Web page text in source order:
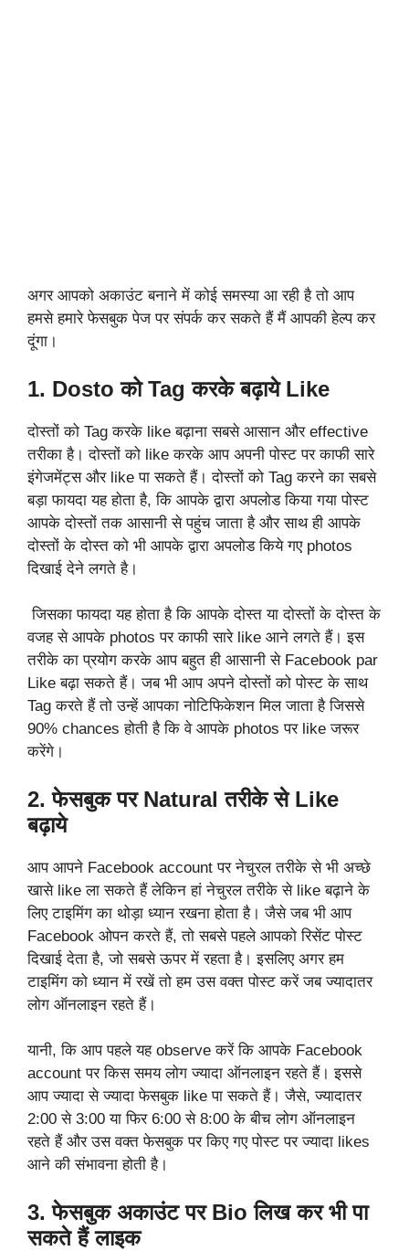
अगर आपको अकाउंट बनाने में कोई समस्या आ रही है तो आप
हमसे हमारे फेसबुक पेज पर संपर्क कर सकते हैं मैं आपकी हेल्प कर
दूंगा ।
1. Dosto को Tag करके बढ़ाये Like
दोस्तों को Tag करके like बढ़ाना सबसे आसान और effective
तरीका है। दोस्तों को like करके आप अपनी पोस्ट पर काफी सारे
इंगेजमेंट्स और like पा सकते हैं। दोस्तों को Tag करने का सबसे
बड़ा फायदा यह होता है, कि आपके द्वारा अपलोड किया गया पोस्ट
आपके दोस्तों तक आसानी से पहुंच जाता है और साथ ही आपके
दोस्तों के दोस्त को भी आपके द्वारा अपलोड किये गए photos
दिखाई देने लगते है।
जिसका फायदा यह होता है कि आपके दोस्त या दोस्तों के दोस्त के
वजह से आपके photos पर काफी सारे like आने लगते हैं। इस
तरीके का प्रयोग करके आप बहुत ही आसानी से Facebook par
Like बढ़ा सकते हैं। जब भी आप अपने दोस्तों को पोस्ट के साथ
Tag करते हैं तो उन्हें आपका नोटिफिकेशन मिल जाता है जिससे
90% chances होती है कि वे आपके photos पर like जरूर
करेंगे।
2. फेसबुक पर Natural तरीके से Like
बढ़ाये
आप आपने Facebook account पर नेचुरल तरीके से भी अच्छे
खासे like ला सकते हैं लेकिन हां नेचुरल तरीके से like बढ़ाने के
लिए टाइमिंग का थोड़ा ध्यान रखना होता है। जैसे जब भी आप
Facebook ओपन करते हैं, तो सबसे पहले आपको रिसेंट पोस्ट
दिखाई देता है, जो सबसे ऊपर में रहता है। इसलिए अगर हम
टाइमिंग को ध्यान में रखें तो हम उस वक्त पोस्ट करें जब ज्यादातर
लोग ऑनलाइन रहते हैं।
यानी, कि आप पहले यह observe करें कि आपके Facebook
account पर किस समय लोग ज्यादा ऑनलाइन रहते हैं। इससे
आप ज्यादा से ज्यादा फेसबुक like पा सकते हैं। जैसे, ज्यादातर
2:00 से 3:00 या फिर 6:00 से 8:00 के बीच लोग ऑनलाइन
रहते हैं और उस वक्त फेसबुक पर किए गए पोस्ट पर ज्यादा likes
आने की संभावना होती है।
3. फेसबुक अकाउंट पर Bio लिख कर भी पा
सकते हैं लाइक